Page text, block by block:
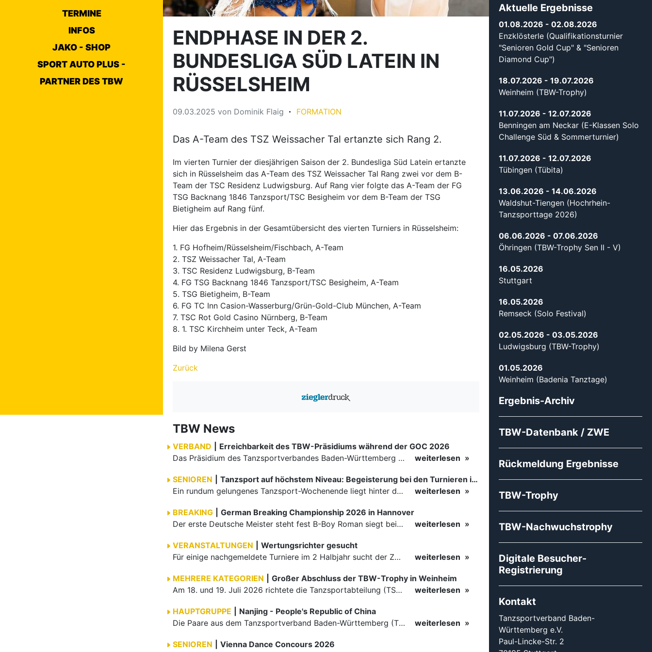
TERMINE
INFOS
JAKO - SHOP
SPORT AUTO PLUS -
PARTNER DES TBW
ENDPHASE IN DER 2.
BUNDESLIGA SÜD LATEIN IN
RÜSSELSHEIM
09.03.2025 von Dominik Flaig FORMATION
Das A-Team des TSZ Weissacher Tal ertanzte sich Rang 2.
Im vierten Turnier der diesjährigen Saison der 2. Bundesliga Süd Latein ertanzte
sich in Rüsselsheim das A-Team des TSZ Weissacher Tal Rang zwei vor dem B-
Team der TSC Residenz Ludwigsburg. Auf Rang vier folgte das A-Team der FG
TSG Backnang 1846 Tanzsport/TSC Besigheim vor dem B-Team der TSG
Bietigheim auf Rang fünf.
Hier das Ergebnis in der Gesamtübersicht des vierten Turniers in Rüsselsheim:
1. FG Hofheim/Rüsselsheim/Fischbach, A-Team
2. TSZ Weissacher Tal, A-Team
3. TSC Residenz Ludwigsburg, B-Team
4. FG TSG Backnang 1846 Tanzsport/TSC Besigheim, A-Team
5. TSG Bietigheim, B-Team
6. FG TC Inn Casion-Wasserburg/Grün-Gold-Club München, A-Team
7. TSC Rot Gold Casino Nürnberg, B-Team
8. 1. TSC Kirchheim unter Teck, A-Team
Bild by Milena Gerst
Zurück
TBW News
VERBAND
Erreichbarkeit des TBW-Präsidiums während der GOC 2026
Das Präsidium des Tanzsportverbandes Baden-Württemberg (TBW) ist in der Zeit vom 09.08.2026 bis einschließlich 16.08.2026 nicht erreichbar. Da alle Präsidiumsmitglieder vor Ort bei den German Open…
weiterlesen
SENIOREN
Tanzsport auf höchstem Niveau: Begeisterung bei den Turnieren in…
Ein rundum gelungenes Tanzsport-Wochenende liegt hinter den Paaren und Organisatoren in Enzklösterle. Am 1. und 2. August 2026 verwandelte sich die Festhalle wieder in einen lebendigen Mittelpunkt des…
weiterlesen
BREAKING
German Breaking Championship 2026 in Hannover
Der erste Deutsche Meister steht fest B-Boy Roman siegt bei den Juniors
weiterlesen
VERANSTALTUNGEN
Wertungsrichter gesucht
Für einige nachgemeldete Turniere im 2 Halbjahr sucht der ZWE noch Wertungsrichter.
weiterlesen
MEHRERE KATEGORIEN
Großer Abschluss der TBW-Trophy in Weinheim
Am 18. und 19. Juli 2026 richtete die Tanzsportabteilung (TSA) der TSG 1862 Weinheim das Abschlussturnier der diesjährigen TBW-Trophy-Serie aus. Zum traditionellen Saisonfinale kamen rund 400 Starts über…
weiterlesen
HAUPTGRUPPE
Nanjing - People's Republic of China
Die Paare aus dem Tanzsportverband Baden-Württemberg (TBW) haben beim hochklassig besetzten WDSF GrandSlam im chinesischen Nanjing wieder einmal auf internationalem Top-Niveau geglänzt. Das…
weiterlesen
SENIOREN
Vienna Dance Concours 2026
Aktuelle Ergebnisse
01.08.2026 - 02.08.2026
Enzklösterle (Qualifikationsturnier
"Senioren Gold Cup" & "Senioren
Diamond Cup")
18.07.2026 - 19.07.2026
Weinheim (TBW-Trophy)
11.07.2026 - 12.07.2026
Benningen am Neckar (E-Klassen Solo
Challenge Süd & Sommerturnier)
11.07.2026 - 12.07.2026
Tübingen (Tübita)
13.06.2026 - 14.06.2026
Waldshut-Tiengen (Hochrhein-
Tanzsporttage 2026)
06.06.2026 - 07.06.2026
Öhringen (TBW-Trophy Sen II - V)
16.05.2026
Stuttgart
16.05.2026
Remseck (Solo Festival)
02.05.2026 - 03.05.2026
Ludwigsburg (TBW-Trophy)
01.05.2026
Weinheim (Badenia Tanztage)
Ergebnis-Archiv
TBW-Datenbank / ZWE
Rückmeldung Ergebnisse
TBW-Trophy
TBW-Nachwuchstrophy
Digitale Besucher-
Registrierung
Kontakt
Tanzsportverband Baden-
Württemberg e.V.
Paul-Lincke-Str. 2